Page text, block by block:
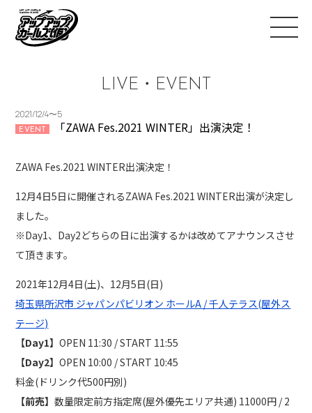
LIVE・EVENT
2021/12/4〜5
EVENT 「ZAWA Fes.2021 WINTER」出演決定！
ZAWA Fes.2021 WINTER出演決定！
12月4日5日に開催されるZAWA Fes.2021 WINTER出演が決定し
ました。
※Day1、Day2どちらの日に出演するかは改めてアナウンスさせ
て頂きます。
2021年12月4日(土)、12月5日(日)
埼玉県所沢市 ジャパンパビリオン ホールA / 千人テラス(屋外ス
テージ)
【Day1】OPEN 11:30 / START 11:55
【Day2】OPEN 10:00 / START 10:45
料金(ドリンク代500円別)
【前売】数量限定前方指定席(屋外優先エリア共通) 11000円 / 2